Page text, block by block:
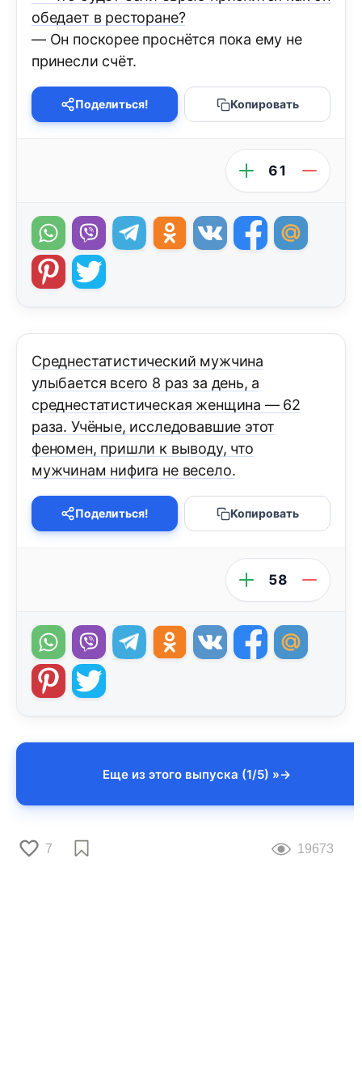
обедает в ресторане?
— Он поскорее проснётся пока ему не
принесли счёт.
Поделиться! Копировать
61
Среднестатистический мужчина
улыбается всего 8 раз за день, а
среднестатистическая женщина — 62
раза. Учёные, исследовавшие этот
феномен, пришли к выводу, что
мужчинам нифига не весело.
Поделиться! Копировать
58
Еще из этого выпуска (1/5) »
7 19673